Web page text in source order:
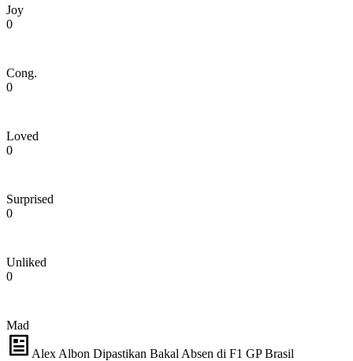
Joy
0
Cong.
0
Loved
0
Surprised
0
Unliked
0
Mad
Alex Albon Dipastikan Bakal Absen di F1 GP Brasil